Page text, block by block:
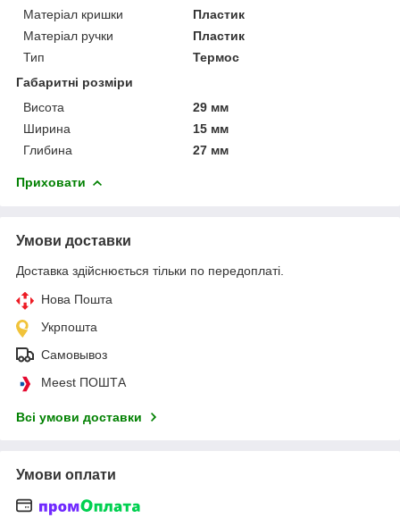
Матеріал кришки
Пластик
Матеріал ручки
Пластик
Тип
Термос
Габаритні розміри
Висота
29 мм
Ширина
15 мм
Глибина
27 мм
Приховати
Умови доставки
Доставка здійснюється тільки по передоплаті.
Нова Пошта
Укрпошта
Самовывоз
Meest ПОШТА
Всі умови доставки
Умови оплати